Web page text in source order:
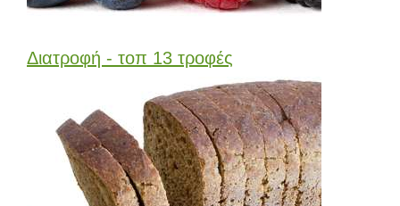
Διατροφή - τοπ 13 τροφές